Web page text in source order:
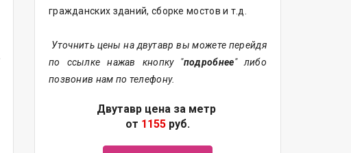
гражданских зданий, сборке мостов и т.д.
Уточнить цены на двутавр вы можете перейдя
по ссылке нажав кнопку "подробнее" либо
позвонив нам по телефону.
Двутавр цена за метр
от 1155руб.